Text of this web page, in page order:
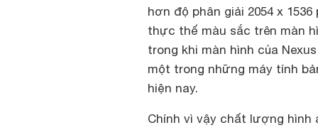
hơn độ phân giải 2054 x
thực thế màu sắc trên màn
trong khi màn hình của
một trong những máy tính
hiện nay.
Chính vì vậy chất lượng